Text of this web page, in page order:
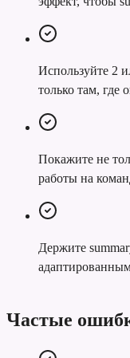
Используйте 2
только там, где
Покажите не
работы на
Держите
Частые